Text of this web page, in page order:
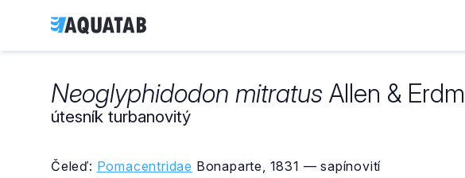
Neoglyphidodon mitratus Allen &
útesník turbanovitý
Čeleď: Pomacentridae Bonaparte, 1831 — sapínovití